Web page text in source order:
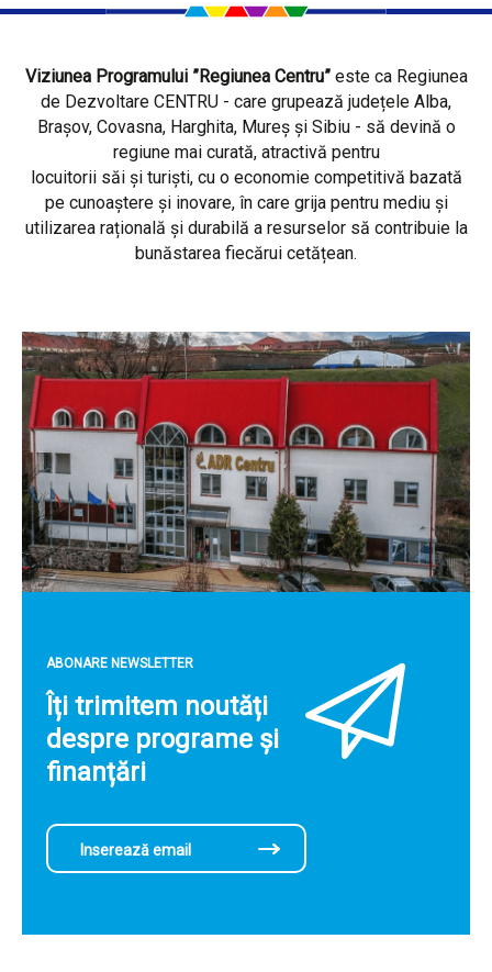
Viziunea Programului ”Regiunea Centru”este ca Regiunea
de Dezvoltare CENTRU - care grupează județele Alba,
Brașov, Covasna, Harghita, Mureș și Sibiu - să devină o
regiune mai curată, atractivă pentru
locuitorii săi și turiști, cu o economie competitivă bazată
pe cunoaștere și inovare, în care grija pentru mediu și
utilizarea rațională și durabilă a resurselor să contribuie la
bunăstarea fiecărui cetățean.
ABONARE NEWSLETTER
Îți trimitem noutăți
despre programe și
finanțări